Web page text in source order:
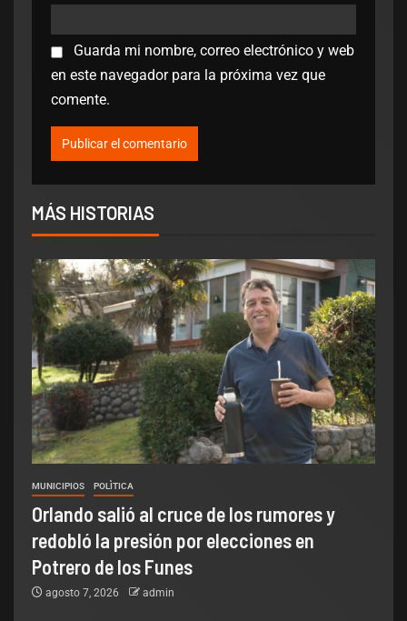
Guarda mi nombre, correo electrónico y web
en este navegador para la próxima vez que
comente.
MÁS HISTORIAS
MUNICIPIOS POLÌTICA
Orlando salió al cruce de los rumores y
redobló la presión por elecciones en
Potrero de los Funes
agosto 7, 2026 admin